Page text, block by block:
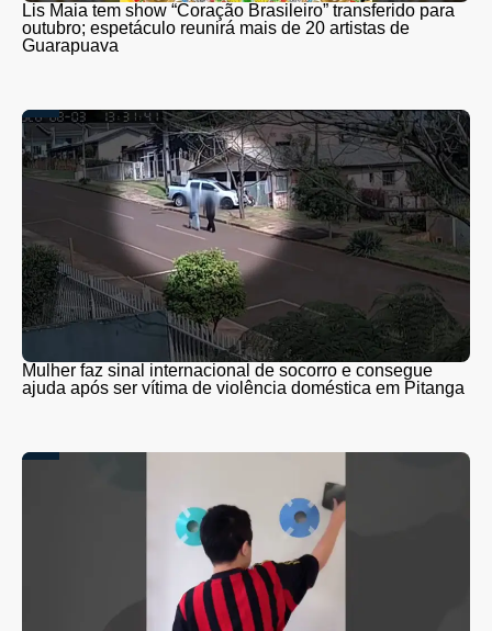
Lis Maia tem show “Coração Brasileiro” transferido para
outubro; espetáculo reunirá mais de 20 artistas de
Guarapuava
Mulher faz sinal internacional de socorro e consegue
ajuda após ser vítima de violência doméstica em Pitanga